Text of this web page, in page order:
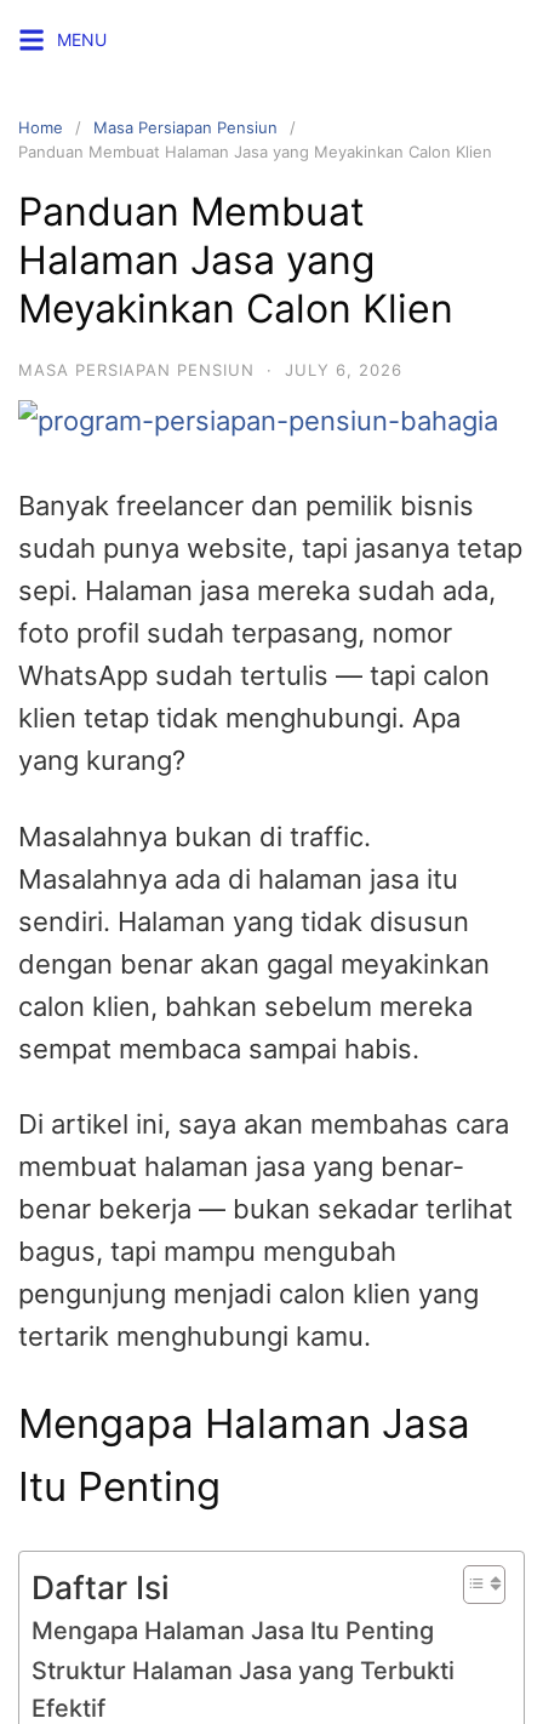
to
MENU
Home
Masa Persiapan Pensiun
Panduan Membuat Halaman Jasa yang Meyakinkan Calon Klien
Panduan Membuat
Halaman Jasa yang
Meyakinkan Calon Klien
MASA PERSIAPAN PENSIUN · JULY 6, 2026
Banyak freelancer dan pemilik bisnis
sudah punya website, tapi jasanya tetap
sepi. Halaman jasa mereka sudah ada,
foto profil sudah terpasang, nomor
WhatsApp sudah tertulis — tapi calon
klien tetap tidak menghubungi. Apa
yang kurang?
Masalahnya bukan di traffic.
Masalahnya ada di halaman jasa itu
sendiri. Halaman yang tidak disusun
dengan benar akan gagal meyakinkan
calon klien, bahkan sebelum mereka
sempat membaca sampai habis.
Di artikel ini, saya akan membahas cara
membuat halaman jasa yang benar-
benar bekerja — bukan sekadar terlihat
bagus, tapi mampu mengubah
pengunjung menjadi calon klien yang
tertarik menghubungi kamu.
Mengapa Halaman Jasa
Itu Penting
Daftar Isi
Mengapa Halaman Jasa Itu Penting
Struktur Halaman Jasa yang Terbukti
Efektif